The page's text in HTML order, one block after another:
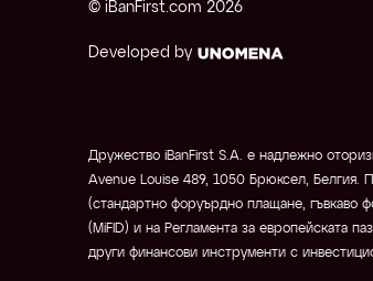
© iBanFirst.com 2026
Developed by
Дружество iBanFirst S.A. е надлежно
Avenue Louise 489, 1050 Брюксел, Белгия.
(стандартно форуърдно плащане, гъвкаво
(MiFID) и на Регламента за европейската
други финансови инструменти с